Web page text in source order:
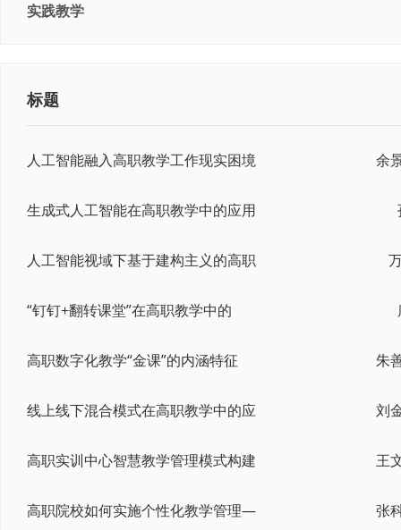
实践教学
标题
人工智能融入高职教学工作现实困境
生成式人工智能在高职教学中的应用
人工智能视域下基于建构主义的高职
“钉钉+翻转课堂”在高职教学中的
高职数字化教学“金课”的内涵特征
线上线下混合模式在高职教学中的应
高职实训中心智慧教学管理模式构建
高职院校如何实施个性化教学管理—